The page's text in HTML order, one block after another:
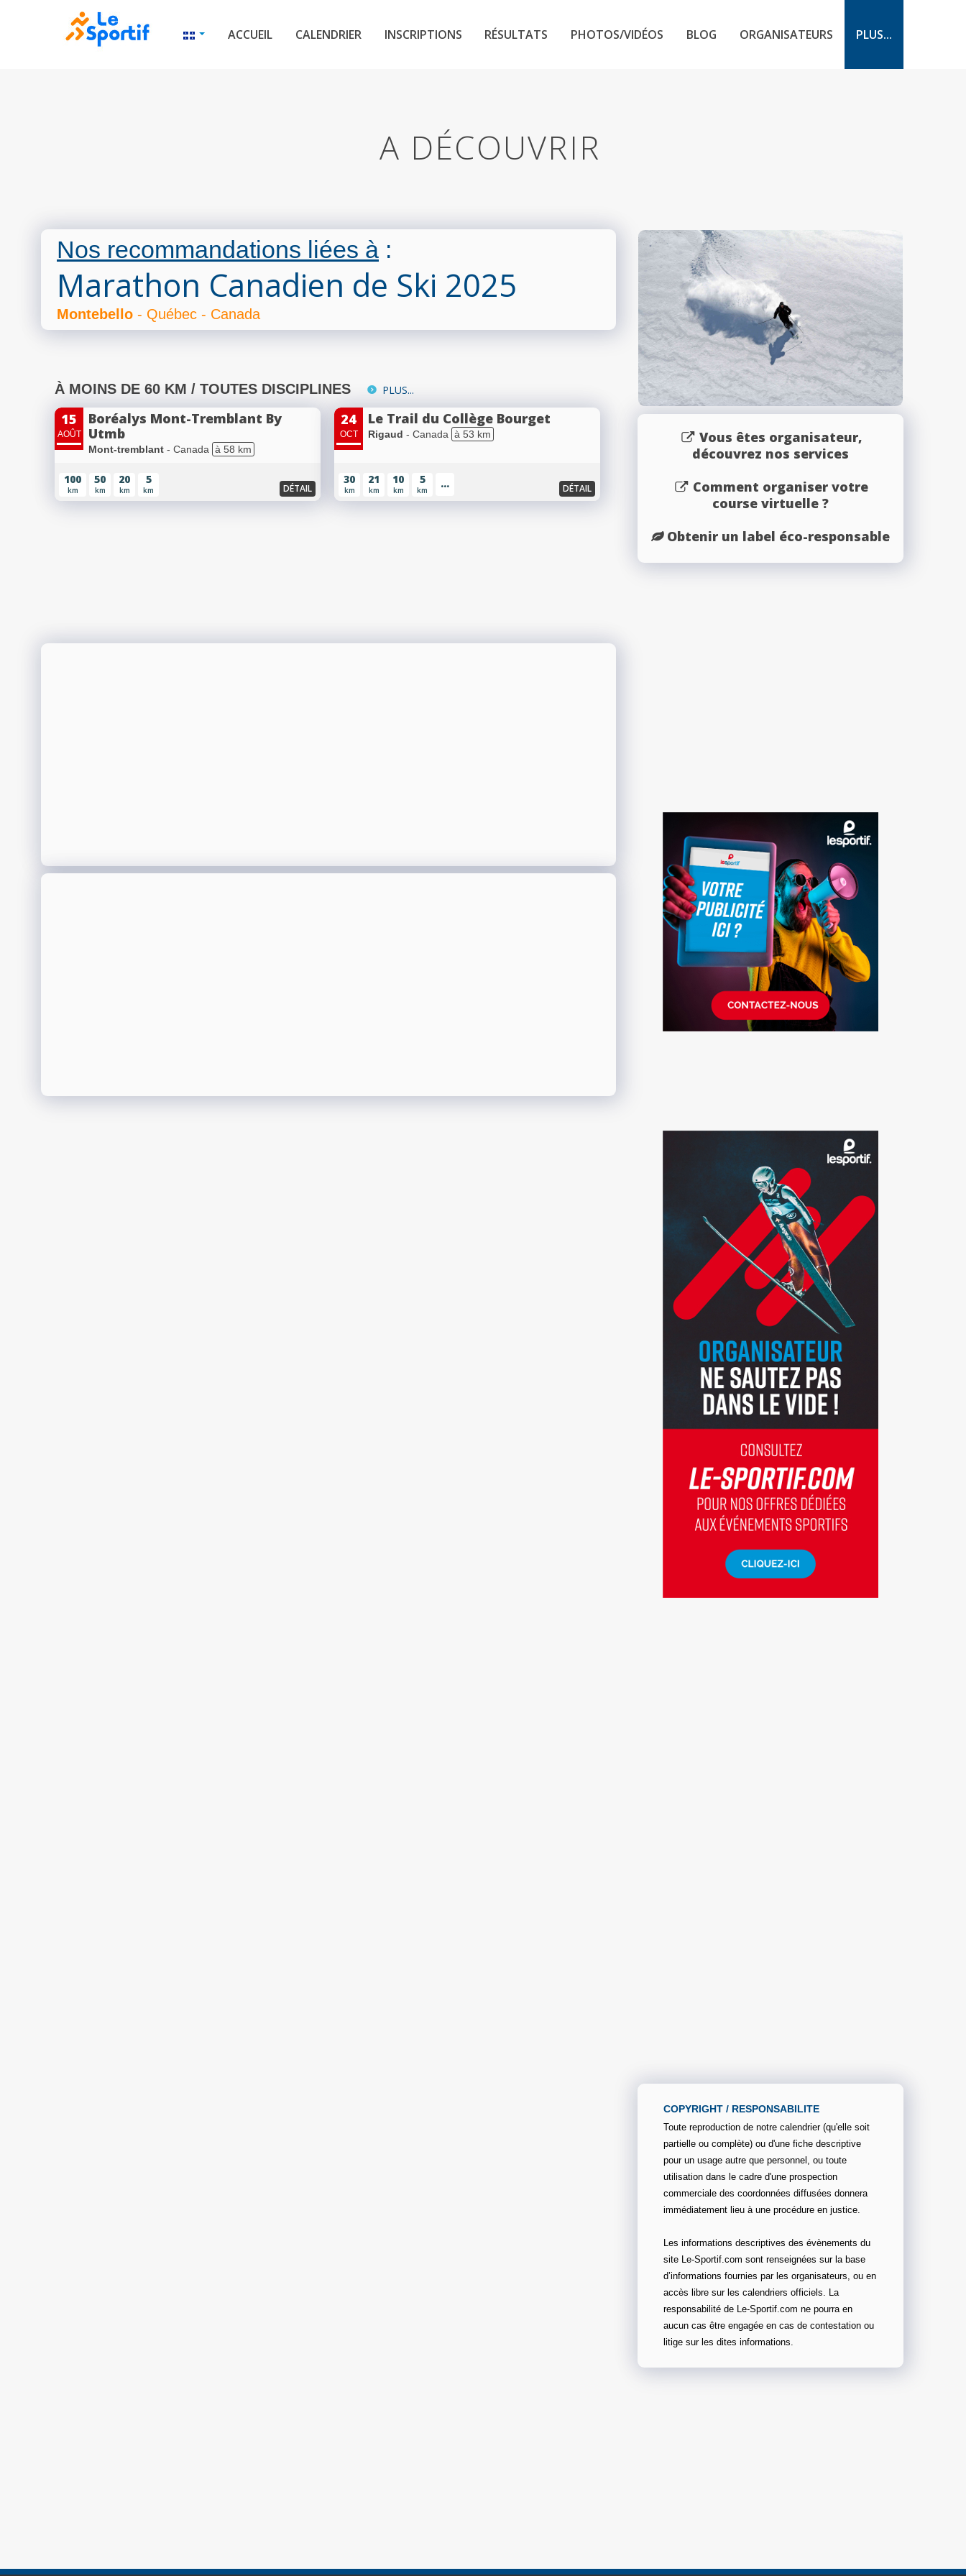
ACCUEIL CALENDRIER INSCRIPTIONS RÉSULTATS PHOTOS/VIDÉOS BLOG ORGANISATEURS PLUS...
A DÉCOUVRIR
Nos recommandations liées à :
Marathon Canadien de Ski 2025
Montebello - Québec - Canada
À MOINS DE 60 KM / TOUTES DISCIPLINES PLUS...
15
AOÛT
Boréalys Mont-Tremblant By
Utmb
Mont-tremblant - Canada à 58 km
100
km
50
km
20
km
5
km DÉTAIL
24
OCT
Le Trail du Collège Bourget
Rigaud - Canada à 53 km
30
km
21
km
10
km
5
km ... DÉTAIL
Vous êtes organisateur,
découvrez nos services
Comment organiser votre
course virtuelle ?
Obtenir un label éco-responsable
COPYRIGHT / RESPONSABILITE
Toute reproduction de notre calendrier (qu'elle soit
partielle ou complète) ou d'une fiche descriptive
pour un usage autre que personnel, ou toute
utilisation dans le cadre d'une prospection
commerciale des coordonnées diffusées donnera
immédiatement lieu à une procédure en justice.
Les informations descriptives des évènements du
site Le-Sportif.com sont renseignées sur la base
d’informations fournies par les organisateurs, ou en
accès libre sur les calendriers officiels. La
responsabilité de Le-Sportif.com ne pourra en
aucun cas être engagée en cas de contestation ou
litige sur les dites informations.